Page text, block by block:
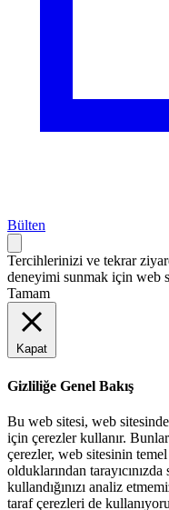
Bülten
Tercihlerinizi ve tekrar
deneyimi sunmak için web
Tamam
Kapat
Gizliliğe Genel Bakış
Bu web sitesi, web
için çerezler kullanır.
çerezler, web sitesinin
olduklarından
kullandığınızı analiz
taraf çerezleri de